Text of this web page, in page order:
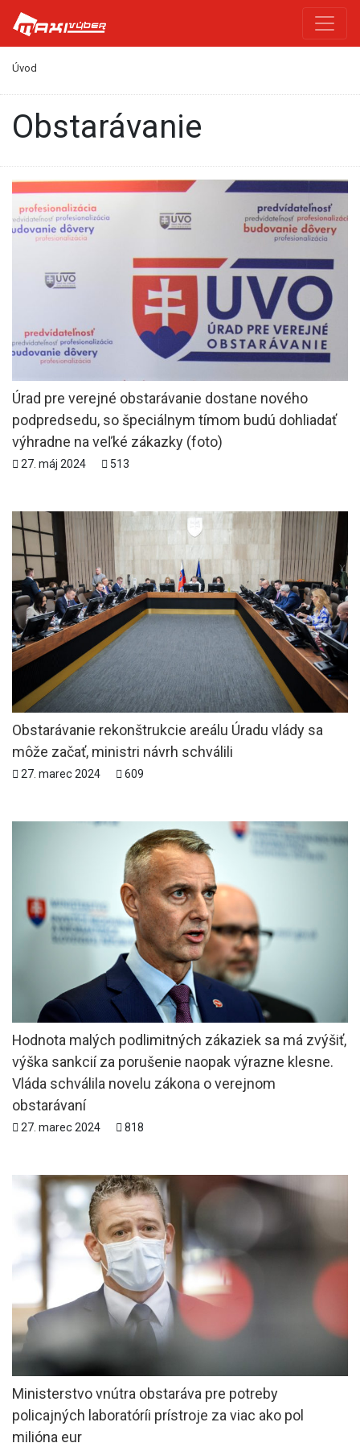
Úvod
obstarávanie
Úrad pre verejné obstarávanie dostane nového
podpredsedu, so špeciálnym tímom budú dohliadať
výhradne na veľké zákazky (foto)
27. máj 2024 513
Obstarávanie rekonštrukcie areálu Úradu vlády sa
môže začať, ministri návrh schválili
27. marec 2024 609
Hodnota malých podlimitných zákaziek sa má zvýšiť,
výška sankcií za porušenie naopak výrazne klesne.
Vláda schválila novelu zákona o verejnom
obstarávaní
27. marec 2024 818
Ministerstvo vnútra obstaráva pre potreby
policajných laboratóríi prístroje za viac ako pol
milióna eur